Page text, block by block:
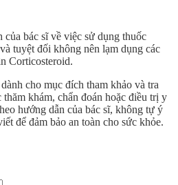
bác sĩ về việc sử dụng thuốc
tuyệt đối không nên lạm dụng các
Corticosteroid.
cho mục đích tham khảo và tra
khám, chẩn đoán hoặc điều trị y
hướng dẫn của bác sĩ, không tự ý
để đảm bảo an toàn cho sức khỏe.